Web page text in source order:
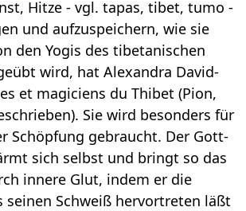
Hitze - vgl. tapas, tibet, tumo -
und aufzuspeichern, wie sie
den Yogis des tibetanischen
wird, hat Alexandra David-
et magiciens du Thibet (Pion,
Sie wird besonders für
Schöpfung gebraucht. Der Gott-
sich selbst und bringt so das
innere Glut, indem er die
seinen Schweiß hervortreten läßt